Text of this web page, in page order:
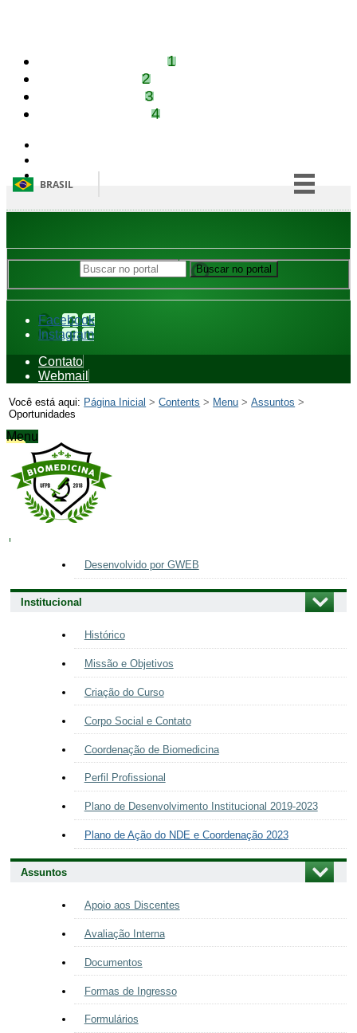
1
2
3
4
BRASIL
Simplifique!
Participe
Acesso à informação
Buscar no portal
Buscar no portal
Facebook
Instagram
Contato
Webmail
Você está aqui: Página Inicial >Contents > Menu >Assuntos >
Oportunidades
Menu
Desenvolvido por GWEB
Institucional
Histórico
Missão e Objetivos
Criação do Curso
Corpo Social e Contato
Coordenação de Biomedicina
Perfil Profissional
Plano de Desenvolvimento Institucional 2019-2023
Plano de Ação do NDE e Coordenação 2023
Assuntos
Apoio aos Discentes
Avaliação Interna
Documentos
Formas de Ingresso
Formulários